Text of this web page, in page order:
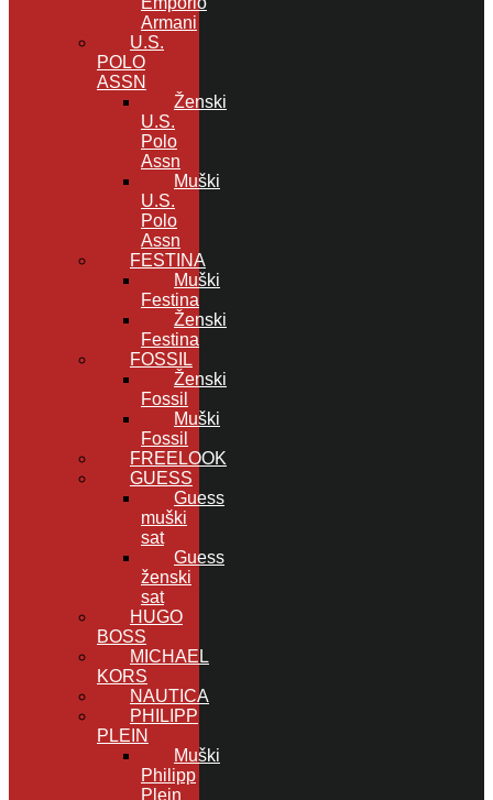
Armani
U.S.
POLO
ASSN
Ženski
U.S.
Polo
Assn
Muški
U.S.
Polo
Assn
FESTINA
Muški
Festina
Ženski
Festina
FOSSIL
Ženski
Fossil
Muški
Fossil
FREELOOK
GUESS
Guess
muški
sat
Guess
ženski
sat
HUGO
BOSS
MICHAEL
KORS
NAUTICA
PHILIPP
PLEIN
Muški
Philipp
Plein